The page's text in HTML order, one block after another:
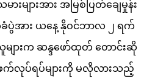
များအား အမြစ်ပြတ်ချေမှုန်း
ပွဲအား ယနေ့ နိုဝင်ဘာလ ၂ ရက်
များက ဆန္ဒဖော်ထုတ် တောင်းဆို
က်လုပ်ရပ်များကို မလိုလားသည့်